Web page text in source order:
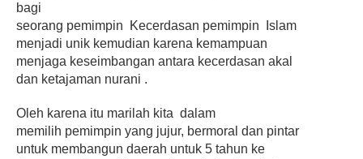
bagi
seorang pemimpin Kecerdasan pemimpin Islam
menjadi unik kemudian karena kemampuan
menjaga keseimbangan antara kecerdasan akal
dan ketajaman nurani .
Oleh karena itu marilah kita dalam
memilih pemimpin yang jujur, bermoral dan pintar
untuk membangun daerah untuk 5 tahun ke